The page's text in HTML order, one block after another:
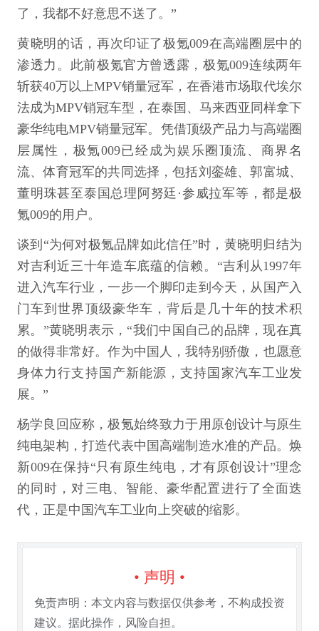
了，我都不好意思不送了。”
黄晓明的话，再次印证了极氪009在高端圈层中的
渗透力。此前极氪官方曾透露，极氪009连续两年
斩获40万以上MPV销量冠军，在香港市场取代埃尔
法成为MPV销冠车型，在泰国、马来西亚同样拿下
豪华纯电MPV销量冠军。凭借顶级产品力与高端圈
层属性，极氪009已经成为娱乐圈顶流、商界名
流、体育冠军的共同选择，包括刘銮雄、郭富城、
董明珠甚至泰国总理阿努廷·参威拉军等，都是极
氪009的用户。
谈到“为何对极氪品牌如此信任”时，黄晓明归结为
对吉利近三十年造车底蕴的信赖。“吉利从1997年
进入汽车行业，一步一个脚印走到今天，从国产入
门车到世界顶级豪华车，背后是几十年的技术积
累。”黄晓明表示，“我们中国自己的品牌，现在真
的做得非常好。作为中国人，我特别骄傲，也愿意
身体力行支持国产新能源，支持国家汽车工业发
展。”
杨学良回应称，极氪始终致力于用原创设计与原生
纯电架构，打造代表中国高端制造水准的产品。焕
新009在保持“只有原生纯电，才有原创设计”理念
的同时，对三电、智能、豪华配置进行了全面迭
代，正是中国汽车工业向上突破的缩影。
• 声明 •
免责声明：本文内容与数据仅供参考，不构成投资
建议。据此操作，风险自担。